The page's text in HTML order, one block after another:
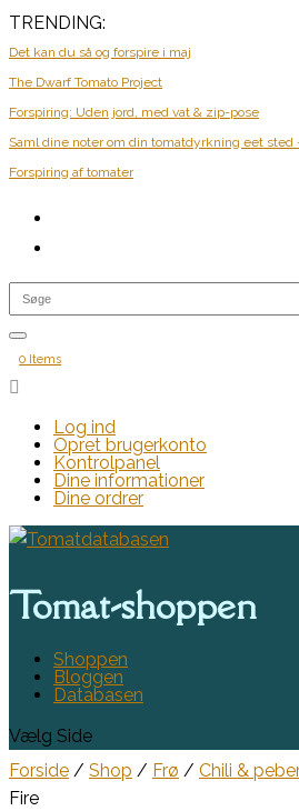
TRENDING:
Det kan du så og forspire i maj
The Dwarf Tomato Project
Forspiring: Uden jord, med vat & zip-pose
Saml dine noter om din tomatdyrkning eet sted
Forspiring af tomater
0 Items

Log ind
Opret brugerkonto
Kontrolpanel
Dine informationer
Dine ordrer
Tomat-shoppen
Shoppen
Bloggen
Databasen
Vælg Side
Forside / Shop / Frø / Chili &
Fire